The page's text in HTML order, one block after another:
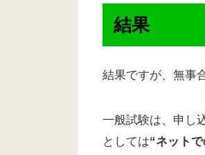
結果
結果ですが、無事
一般試験は、申し
としては“ネット